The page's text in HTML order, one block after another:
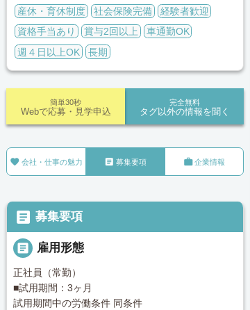
産休・育休制度 社会保険完備
経験者歓迎
資格手当あり
賞与2回以上
車通勤OK
週４日以上OK
長期
完全無料
タグ以外の情報を聞く
簡単30秒
Webで応募・見学申込
 会社・仕事の魅力  募集要項 企業情報
 募集要項
 雇用形態
正社員（常勤）
■試用期間：3ヶ月
試用期間中の労働条件 同条件